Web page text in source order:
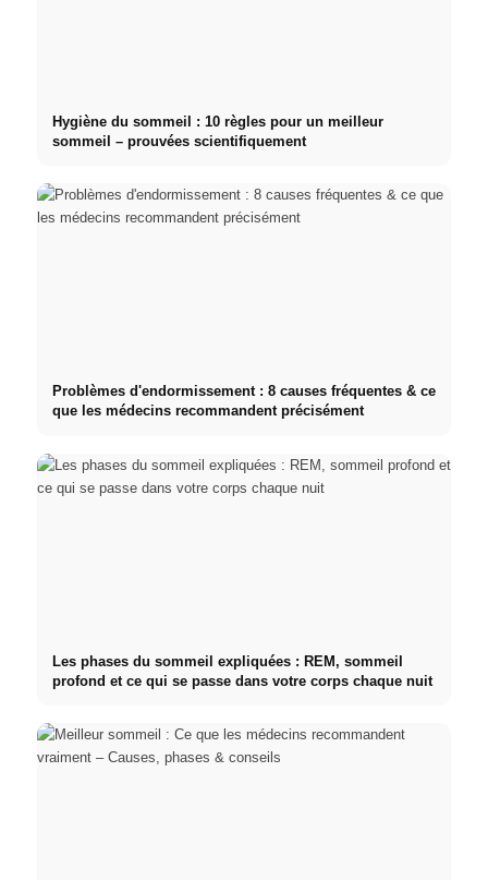
Hygiène du sommeil : 10 règles pour un meilleur
sommeil – prouvées scientifiquement
Problèmes d'endormissement : 8 causes fréquentes & ce
que les médecins recommandent précisément
Les phases du sommeil expliquées : REM, sommeil
profond et ce qui se passe dans votre corps chaque nuit